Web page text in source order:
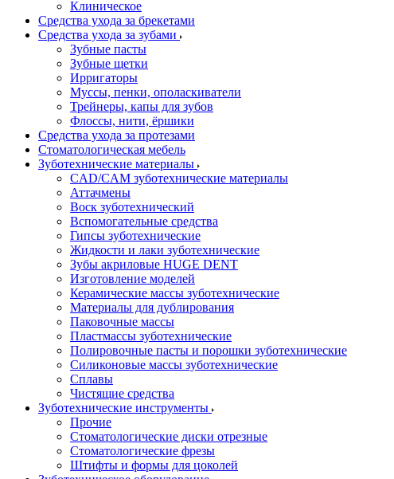
Клиническое
Средства ухода за брекетами
Средства ухода за зубами
Зубные пасты
Зубные щетки
Ирригаторы
Муссы, пенки, ополаскиватели
Трейнеры, капы для зубов
Флоссы, нити, ёршики
Средства ухода за протезами
Стоматологическая мебель
Зуботехнические материалы
CAD/CAM зуботехнические материалы
Аттачмены
Воск зуботехнический
Вспомогательные средства
Гипсы зуботехнические
Жидкости и лаки зуботехнические
Зубы акриловые HUGE DENT
Изготовление моделей
Керамические массы зуботехнические
Материалы для дублирования
Паковочные массы
Пластмассы зуботехнические
Полировочные пасты и порошки зуботехнические
Силиконовые массы зуботехнические
Сплавы
Чистящие средства
Зуботехнические инструменты
Прочие
Стоматологические диски отрезные
Стоматологические фрезы
Штифты и формы для цоколей